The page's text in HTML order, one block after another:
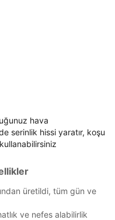
hava
serinlik hissi yaratır, koşu
üretildi, tüm gün ve
ve nefes alabilirlik